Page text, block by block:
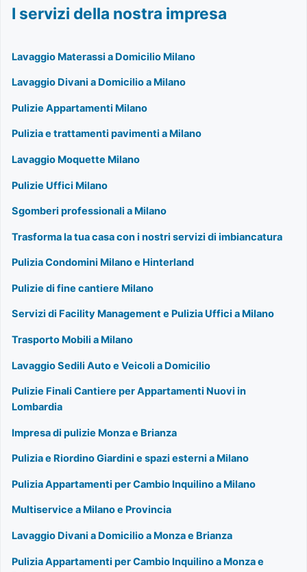
I servizi della nostra impresa
Lavaggio Materassi a Domicilio Milano
Lavaggio Divani a Domicilio a Milano
Pulizie Appartamenti Milano
Pulizia e trattamenti pavimenti a Milano
Lavaggio Moquette Milano
Pulizie Uffici Milano
Sgomberi professionali a Milano
Trasforma la tua casa con i nostri servizi di imbiancatura
Pulizia Condomini Milano e Hinterland
Pulizie di fine cantiere Milano
Servizi di Facility Management e Pulizia Uffici a Milano
Trasporto Mobili a Milano
Lavaggio Sedili Auto e Veicoli a Domicilio
Pulizie Finali Cantiere per Appartamenti Nuovi in
Lombardia
Impresa di pulizie Monza e Brianza
Pulizia e Riordino Giardini e spazi esterni a Milano
Pulizia Appartamenti per Cambio Inquilino a Milano
Multiservice a Milano e Provincia
Lavaggio Divani a Domicilio a Monza e Brianza
Pulizia Appartamenti per Cambio Inquilino a Monza e